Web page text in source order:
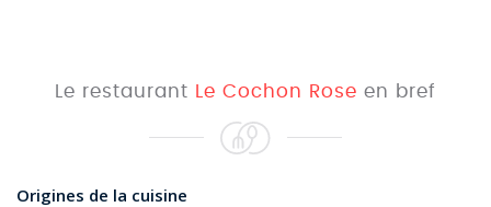
Le restaurant Le Cochon Rose en bref
Origines de la cuisine